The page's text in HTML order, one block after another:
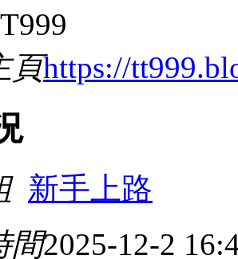
頁https://
新手上路
間2025-12-2